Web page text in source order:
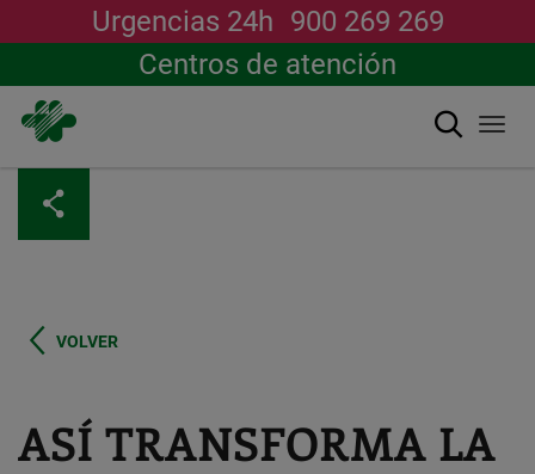
contenido
principal
Urgencias 24h 900 269 269
Centros de atención
Buscar
VOLVER
ASÍ TRANSFORMA LA